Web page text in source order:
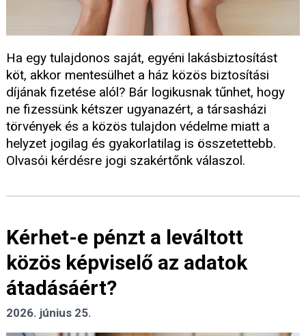
Ha egy tulajdonos saját, egyéni lakásbiztosítást
köt, akkor mentesülhet a ház közös biztosítási
díjának fizetése alól? Bár logikusnak tűnhet, hogy
ne fizessünk kétszer ugyanazért, a társasházi
törvények és a közös tulajdon védelme miatt a
helyzet jogilag és gyakorlatilag is összetettebb.
Olvasói kérdésre jogi szakértőnk válaszol.
Kérhet-e pénzt a leváltott
közös képviselő az adatok
átadásáért?
2026. június 25.